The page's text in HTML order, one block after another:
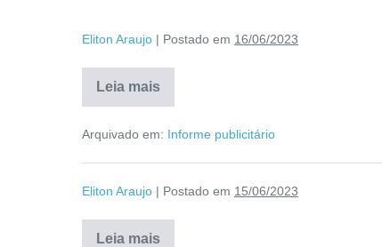
Eliton Araujo | Postado em 16/06/2023
Leia mais
Arquivado em: Informe publicitário
Eliton Araujo | Postado em 15/06/2023
Leia mais